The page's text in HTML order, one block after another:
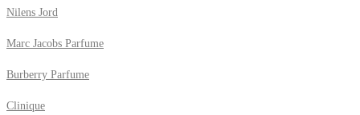
Nilens Jord
Marc Jacobs Parfume
Burberry Parfume
Clinique